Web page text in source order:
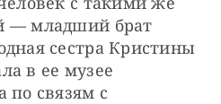
— младший брат
сестра Кристины
в ее музее
по связям с